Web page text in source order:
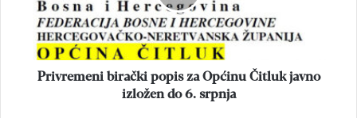
Čitluk
javno
izložen
Privremeni birački popis za Općinu Čitluk javno
izložen do 6. srpnja